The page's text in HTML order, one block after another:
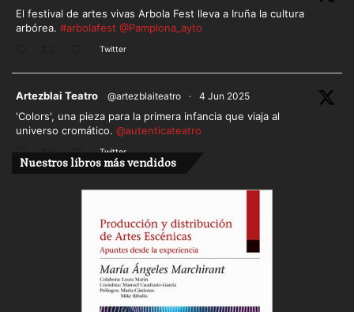
El festival de artes vivas Arbola Fest lleva a Iruña la cultura
arbórea. #arbolafest @Pamplona_ayto
Twitter
Artezblai Teatro @artezblaiteatro · 4 Jun 2025
'Colors', una pieza para la primera infancia que viaja al
universo cromático. @autenticateatro
Twitter
Cargar más
Nuestros libros más vendidos